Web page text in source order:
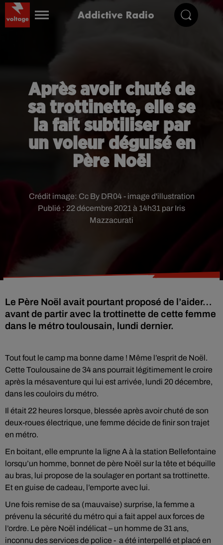
Addictive Radio
Après avoir chuté de
sa trottinette, elle se
la fait subtiliser par
un voleur déguisé en
Père Noël
Publié : 22 décembre 2021 à 14h31 par Iris
Mazzacurati
Crédit image: Cc By DR04 - image d'illustration
Le Père Noël avait pourtant proposé de l’aider…
avant de partir avec la trottinette de cette femme
dans le métro toulousain, lundi dernier.
Tout fout le camp ma bonne dame ! Même l’esprit de Noël.
Cette Toulousaine de 34 ans pourrait légitimement le croire
après la mésaventure qui lui est arrivée, lundi 20 décembre,
dans les couloirs du métro.
Il était 22 heures lorsque, blessée après avoir chuté de son
deux-roues électrique, une femme décide de finir son trajet
en métro.
En boitant, elle emprunte la ligne A à la station Bellefontaine
lorsqu’un homme, bonnet de père Noël sur la tête et béquille
au bras, lui propose de la soulager en portant sa trottinette.
Et en guise de cadeau, l’emporte avec lui.
Une fois remise de sa (mauvaise) surprise, la femme a
prévenu la sécurité du métro qui a fait appel aux forces de
l’ordre. Le père Noël indélicat – un homme de 31 ans,
inconnu des services de police - a été interpellé et placé en